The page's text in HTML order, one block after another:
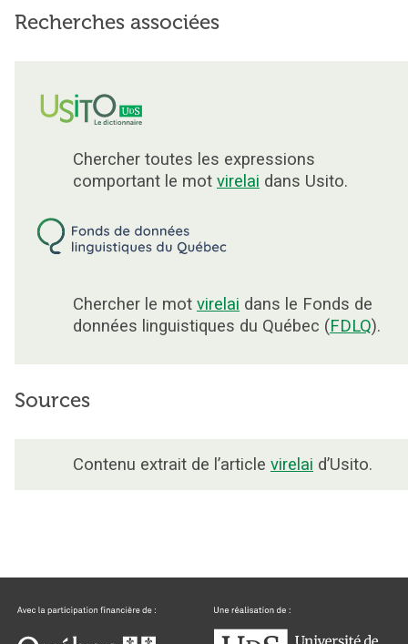
Recherches associées
Chercher toutes les expressions
comportant le mot virelai dans Usito.
Chercher le mot virelai dans le Fonds de
données linguistiques du Québec (FDLQ).
Sources
Contenu extrait de l’article virelai d’Usito.